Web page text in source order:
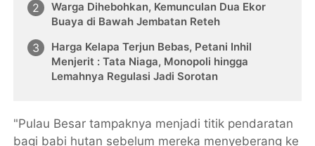
Warga Dihebohkan, Kemunculan Dua Ekor
Buaya di Bawah Jembatan Reteh
Harga Kelapa Terjun Bebas, Petani Inhil
Menjerit : Tata Niaga, Monopoli hingga
Lemahnya Regulasi Jadi Sorotan
"Pulau Besar tampaknya menjadi titik pendaratan
bagi babi hutan sebelum mereka menyeberang ke